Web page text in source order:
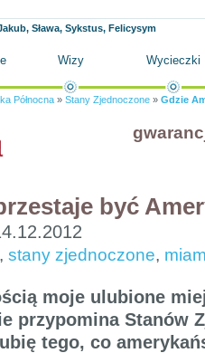
Sława, Sykstus, Felicysym
Wizy Wycieczki
Północna » Stany Zjednoczone » Gdzie
być
, stany zjednoczone,
moje ulubione
przypomina Stanów
tego, co